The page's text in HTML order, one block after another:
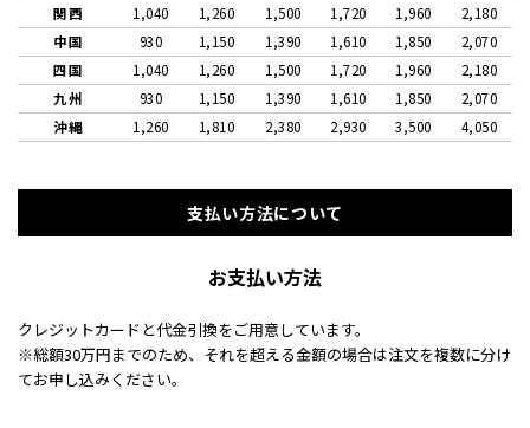
関西
1,040 1,260 1,500 1,720 1,960
2,180
中国
930 1,150 1,390 1,610 1,850
2,070
四国
1,040 1,260 1,500 1,720 1,960
2,180
九州
930 1,150 1,390 1,610 1,850
2,070
沖縄
1,260 1,810 2,380 2,930 3,500 4,050
支払い方法について
お支払い方法
クレジットカードと代金引換をご用意しています。
※総額30万円までのため、それを超える金額の場合は注文を複数に分け
てお申し込みください。